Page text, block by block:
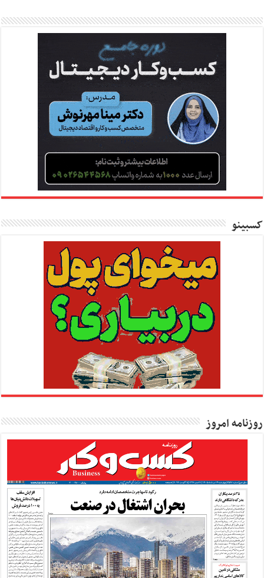
کسبینو
روزنامه امروز